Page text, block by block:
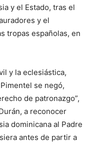
y el Estado, tras el
y el
tropas españolas, en
y la eclesiástica,
se ne­gó,
de patro­nazgo”,
a reconocer
do­minicana al Padre
antes de partir a